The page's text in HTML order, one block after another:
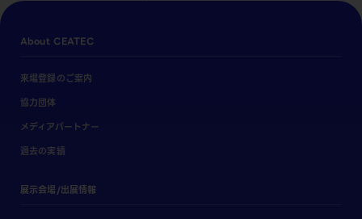
About CEATEC
来場登録のご案内
協力団体
メディアパートナー
過去の実績
展示会場/出展情報